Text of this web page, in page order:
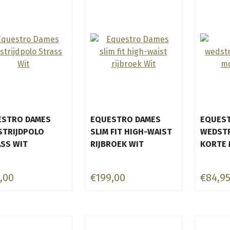
DAMES
WIT
EQUESTRO DAMES
SLIM FIT HIGH-WAIST
RIJBROEK WIT
€199,00
KORTE
€84,95